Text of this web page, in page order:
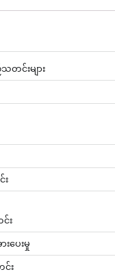
င်းများ
း
း
ပေးမှု
း